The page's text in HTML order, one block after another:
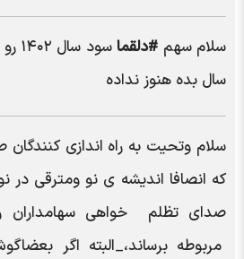
سلام سهم #دلقما
سال بده هنوز نداده
سلام وتحیت به راه اندازی
که انصافا اندیشه ی نو ومترقی در
صدای تظلم خواهی سهامداران
مربوطه برساند،_البته اگر